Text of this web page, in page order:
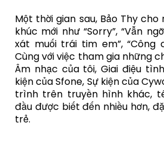
Một thời gian sau, Bảo Thy
khúc mới như “Sorry”, “Vẫn
xát muối trái tim em”, “Công
Cùng với việc tham gia những
Âm nhạc của tôi, Giai điệu
kiện của Sfone, Sự kiện của
trình trên truyền hình khác,
đầu được biết đến nhiều hơn,
trẻ.